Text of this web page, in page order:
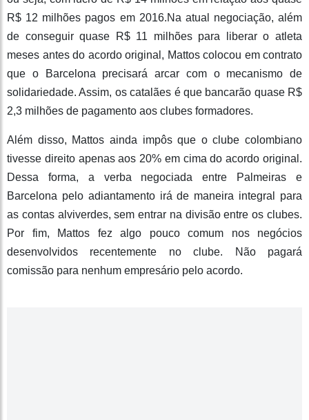
R$ 12 milhões pagos em 2016.Na atual negociação, além
de conseguir quase R$ 11 milhões para liberar o atleta
meses antes do acordo original, Mattos colocou em contrato
que o Barcelona precisará arcar com o mecanismo de
solidariedade. Assim, os catalães é que bancarão quase R$
2,3 milhões de pagamento aos clubes formadores.
Além disso, Mattos ainda impôs que o clube colombiano
tivesse direito apenas aos 20% em cima do acordo original.
Dessa forma, a verba negociada entre Palmeiras e
Barcelona pelo adiantamento irá de maneira integral para
as contas alviverdes, sem entrar na divisão entre os clubes.
Por fim, Mattos fez algo pouco comum nos negócios
desenvolvidos recentemente no clube. Não pagará
comissão para nenhum empresário pelo acordo.